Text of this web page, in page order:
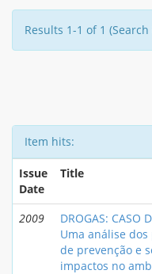
Results 1-1 of 1
Item hits:
Issue
Date
Title
2009
DROGAS: CASO
Uma análise
de prevenção e
impactos no